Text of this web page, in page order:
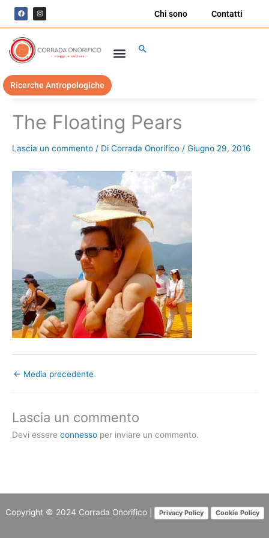
F
a
c
e
b
o
o
k
I
n
s
t
r
a
Chi sono Contatti
Ricerche Antropologiche
The Floating Pears
Lascia un commento / Di Corrada Onorifico / Giugno 29, 2016
← Media precedente
Lascia un commento
Devi essere connesso per inviare un commento.
Copyright © 2024 Corrada Onorifico| Privacy Policy Cookie Policy